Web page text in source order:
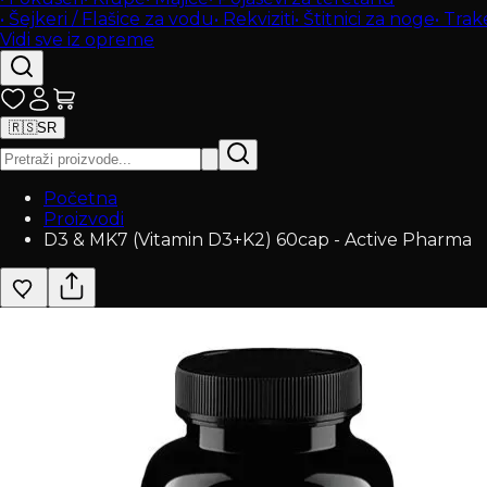
• Šejkeri / Flašice za vodu• Rekviziti• Štitnici za noge•
Vidi sve iz opreme
🇷🇸SR
Početna
Proizvodi
D3 & MK7 (Vitamin D3+K2) 60cap - Active Pharma